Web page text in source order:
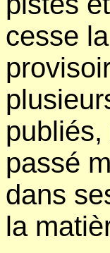
cesse
passé
dans
la